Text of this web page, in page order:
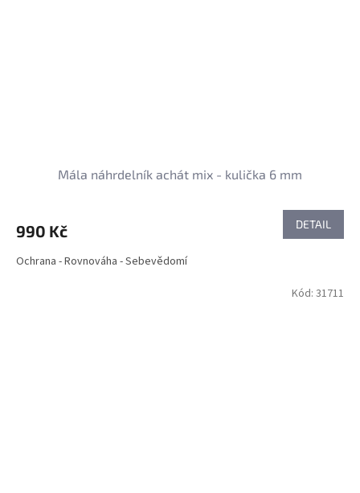
Mála náhrdelník achát mix - kulička 6 mm
990 Kč DETAIL
Ochrana - Rovnováha - Sebevědomí
Kód: 31711